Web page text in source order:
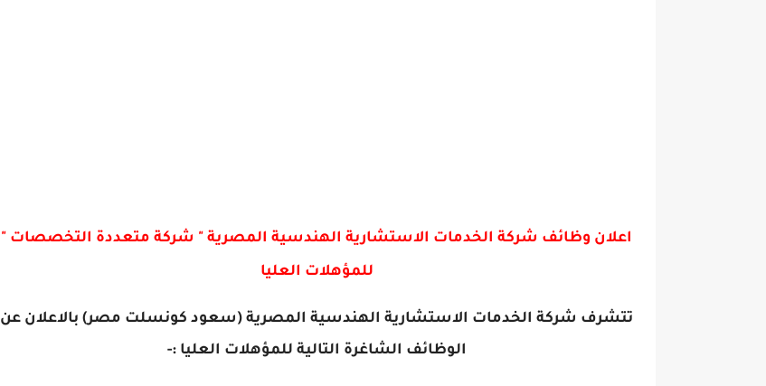
اعلان وظائف شركة الخدمات الاستشارية الهندسية المصرية " شركة متعددة التخصصات "
للمؤهلات العليا
تتشرف شركة الخدمات الاستشارية الهندسية المصرية (سعود كونسلت مصر) بالاعلان عن
الوظائف الشاغرة التالية للمؤهلات العليا :-